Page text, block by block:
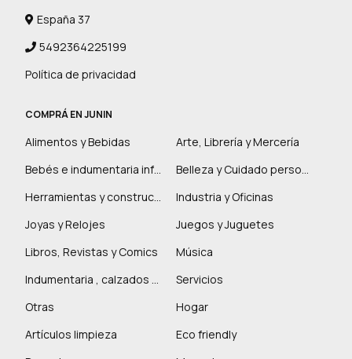
España 37
5492364225199
Política de privacidad
COMPRÁ EN JUNIN
Alimentos y Bebidas
Arte, Librería y Mercería
Bebés e indumentaria infantil
Belleza y Cuidado personal
Herramientas y construcción
Industria y Oficinas
Joyas y Relojes
Juegos y Juguetes
Libros, Revistas y Comics
Música
Indumentaria , calzados y marroquinería
Servicios
Otras
Hogar
Artículos limpieza
Eco friendly